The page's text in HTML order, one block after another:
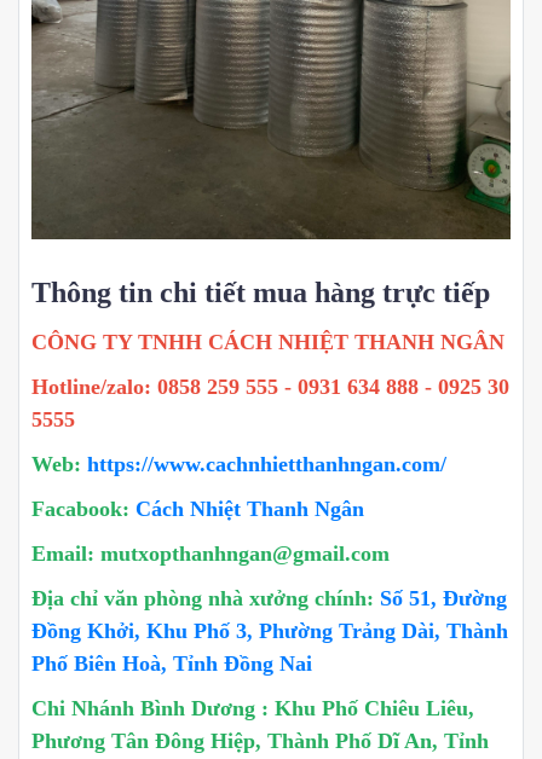
Thông tin chi tiết mua hàng trực tiếp
CÔNG TY TNHH CÁCH NHIỆT THANH NGÂN
Hotline/zalo: 0858 259 555 - 0931 634 888 - 0925 30
5555
Web: https://www.cachnhietthanhngan.com/
Facabook: Cách Nhiệt Thanh Ngân
Email: mutxopthanhngan@gmail.com
Địa chỉ văn phòng nhà xưởng chính: Số 51, Đường
Đồng Khởi, Khu Phố 3, Phường Trảng Dài, Thành
Phố Biên Hoà, Tỉnh Đồng Nai
Chi Nhánh Bình Dương : Khu Phố Chiêu Liêu,
Phương Tân Đông Hiệp, Thành Phố Dĩ An, Tỉnh